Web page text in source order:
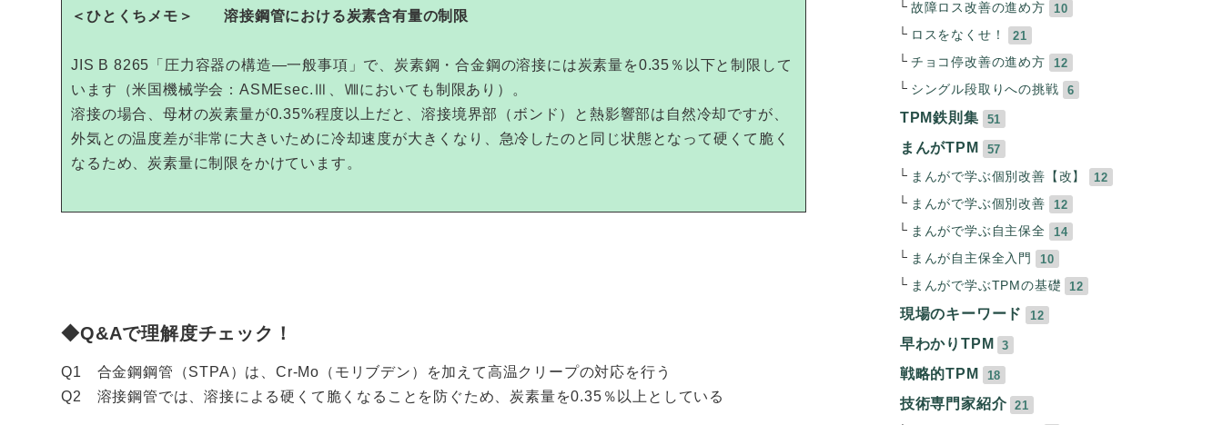
＜ひとくちメモ＞ 溶接鋼管における炭素含有量の制限
JIS B 8265「圧力容器の構造—一般事項」で、炭素鋼・合金鋼の溶接には炭素量を0.35％以下と制限して
います（米国機械学会：ASMEsec.Ⅲ、Ⅷにおいても制限あり）。
溶接の場合、母材の炭素量が0.35%程度以上だと、溶接境界部（ボンド）と熱影響部は自然冷却ですが、
外気との温度差が非常に大きいために冷却速度が大きくなり、急冷したのと同じ状態となって硬くて脆く
なるため、炭素量に制限をかけています。
◆Q&Aで理解度チェック！
Q1 合金鋼鋼管（STPA）は、Cr-Mo（モリブデン）を加えて高温クリープの対応を行う
Q2 溶接鋼管では、溶接による硬くて脆くなることを防ぐため、炭素量を0.35％以上としている
故障ロス改善の進め方
10
ロスをなくせ！
21
チョコ停改善の進め方
12
シングル段取りへの挑戦
6
TPM鉄則集 51
まんがTPM 57
まんがで学ぶ個別改善【改】
12
まんがで学ぶ個別改善
12
まんがで学ぶ自主保全
14
まんが自主保全入門
10
まんがで学ぶTPMの基礎
12
現場のキーワード 12
早わかりTPM 3
戦略的TPM 18
技術専門家紹介 21